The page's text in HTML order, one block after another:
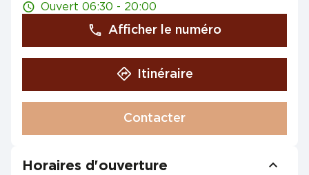
Ouvert 06:30 - 20:00
Afficher le numéro
Itinéraire
Contacter
Horaires d'ouverture